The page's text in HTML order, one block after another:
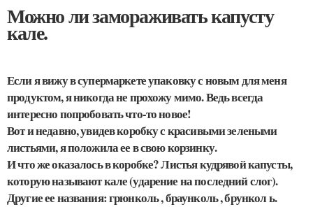
Можно ли замораживать капусту
кале.
Если я вижу в супермаркете упаковку с новым для меня
продуктом, я никогда не прохожу мимо. Ведь всегда
интересно попробовать что-то новое!
Вот и недавно, увидев коробку с красивыми зелеными
листьями, я положила ее в свою корзинку.
И что же оказалось в коробке? Листья кудрявой капусты,
которую называют кале (ударение на последний слог).
Другие ее названия: грюнколь , браунколь , брункол ь.